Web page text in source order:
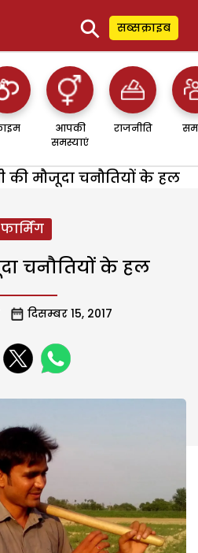
⚲ सब्सक्राइब
आपकी
समस्याएं
राजनीति
की मौजूदा चनौतियों के हल
फार्मिंग
चनौतियों के हल
दिसम्बर 15, 2017